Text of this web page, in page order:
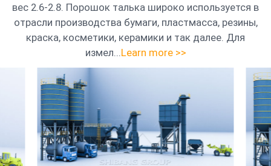
вес 2.6-2.8. Порошок талька широко используется в
отрасли производства бумаги, пластмасса, резины,
краска, косметики, керамики и так далее. Для
измел... Learn more >>